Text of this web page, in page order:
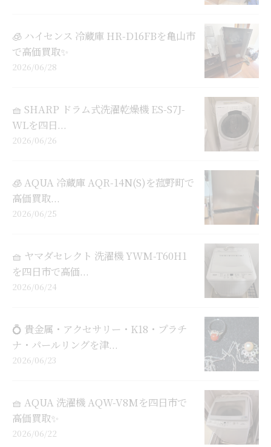
🧊 ハイセンス 冷蔵庫 HR-D16FBを亀山市
で高価買取✨
2026/06/28
🧺 SHARP ドラム式洗濯乾燥機 ES-S7J-
WLを四日...
2026/06/26
🧊 AQUA 冷蔵庫 AQR-14N(S)を菰野町で
高価買取...
2026/06/25
🧺 ヤマダセレクト 洗濯機 YWM-T60H1
を四日市で高価...
2026/06/24
💍 貴金属・アクセサリー・K18・プラチ
ナ・パールリングを津...
2026/06/23
🧺 AQUA 洗濯機 AQW-V8Mを四日市で
高価買取✨
2026/06/22